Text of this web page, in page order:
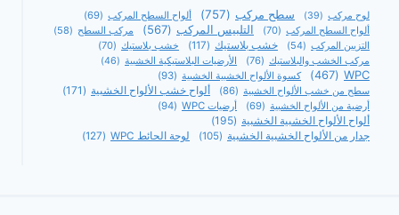
لوح مركب (39) سطح مركب (757) ألواح السطح المركب (69)
ألواح السطح المركب (70) التلبيس المركب (567) مركب السطح (58)
التزيين المركب (54) خشب بلاستيك (117) خشب بلاستيك (70)
مركب الخشب والبلاستيك (76) الأرضيات البلاستيكية الخشبية (46)
WPC
(467) كسوة الألواح الخشبية الخشبية (93)
سطح من خشب الألواح الخشبية (86) ألواح خشب الألواح الخشبية (171)
أرضية من الألواح الخشبية (69) أرضيات WPC (94)
ألواح الألواح الخشبية الخشبية (195)
جدار من الألواح الخشبية الخشبية (105) لوحة الحائط WPC (127)